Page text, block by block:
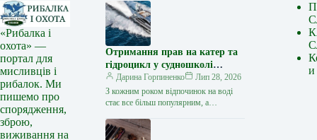
«Рибалка і
охота» —
портал для
мисливців і
рибалок. Ми
пишемо про
спорядження,
зброю,
виживання на
Отримання прав на катер та
гідроцикл у судношколі
«Либідь-А»: від теорії до
іспиту
Дарина Горпиненко
Лип 28, 2026
З кожним роком відпочинок на воді
стає все більш популярним, а
чи гідроциклом відкриває нові
горизонти…
и